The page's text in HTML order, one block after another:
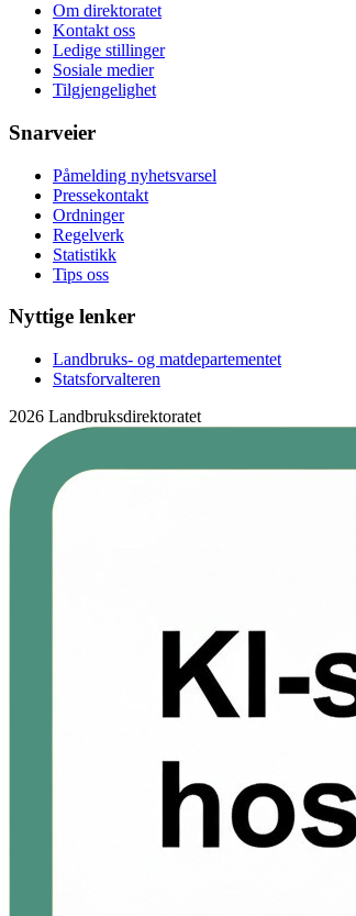
Om direktoratet
Kontakt oss
Ledige stillinger
Sosiale medier
Tilgjengelighet
Snarveier
Påmelding nyhetsvarsel
Pressekontakt
Ordninger
Regelverk
Statistikk
Tips oss
Nyttige lenker
Landbruks- og matdepartementet
Statsforvalteren
2026 Landbruksdirektoratet